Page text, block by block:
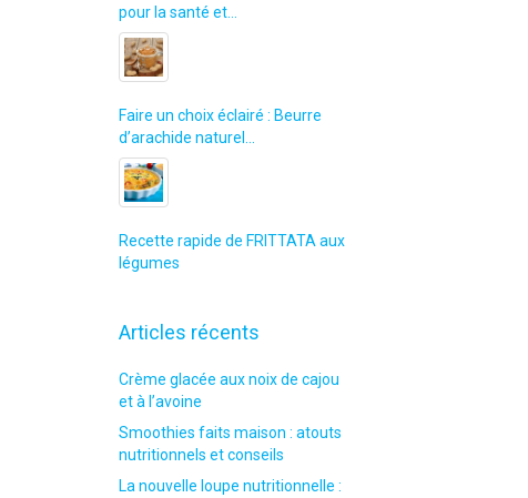
pour la santé et…
Faire un choix éclairé : Beurre
d’arachide naturel…
Recette rapide de FRITTATA aux
légumes
Articles récents
Crème glacée aux noix de cajou
et à l’avoine
Smoothies faits maison : atouts
nutritionnels et conseils
La nouvelle loupe nutritionnelle :